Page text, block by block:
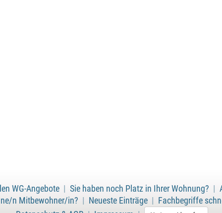
WG-Angebote Sie haben noch Platz in Ihrer Wohnung?
n Mitbewohner/in?
Neueste Einträge|
Fachbegriffe